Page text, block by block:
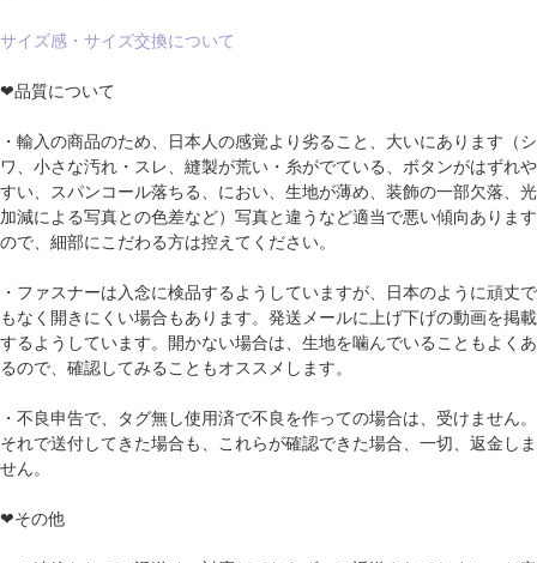
サイズ感・サイズ交換について
❤品質について
・輸入の商品のため、日本人の感覚より劣ること、大いにあります（シ
ワ、小さな汚れ・スレ、縫製が荒い・糸がでている、ボタンがはずれや
すい、スパンコール落ちる、におい、生地が薄め、装飾の一部欠落、光
加減による写真との色差など）写真と違うなど適当で悪い傾向あります
ので、細部にこだわる方は控えてください。
・ファスナーは入念に検品するようしていますが、日本のように頑丈で
もなく開きにくい場合もあります。発送メールに上げ下げの動画を掲載
するようしています。開かない場合は、生地を噛んでいることもよくあ
るので、確認してみることもオススメします。
・不良申告で、タグ無し使用済で不良を作っての場合は、受けません。
それで送付してきた場合も、これらが確認できた場合、一切、返金しま
せん。
❤その他